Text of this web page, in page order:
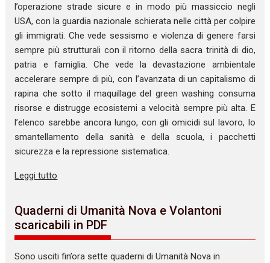
l’operazione strade sicure e in modo più massiccio negli
USA, con la guardia nazionale schierata nelle città per colpire
gli immigrati. Che vede sessismo e violenza di genere farsi
sempre più strutturali con il ritorno della sacra trinità di dio,
patria e famiglia. Che vede la devastazione ambientale
accelerare sempre di più, con l’avanzata di un capitalismo di
rapina che sotto il maquillage del green washing consuma
risorse e distrugge ecosistemi a velocità sempre più alta. E
l’elenco sarebbe ancora lungo, con gli omicidi sul lavoro, lo
smantellamento della sanità e della scuola, i pacchetti
sicurezza e la repressione sistematica.
Leggi tutto
Quaderni di Umanità Nova e Volantoni
scaricabili in PDF
Sono usciti fin’ora sette quaderni di Umanità Nova in